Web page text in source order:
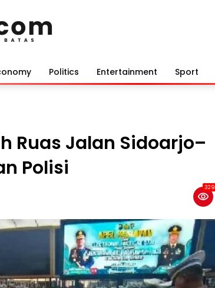
Politics Entertainment Sport
Ruas Jalan Sidoarjo–
Polisi
329